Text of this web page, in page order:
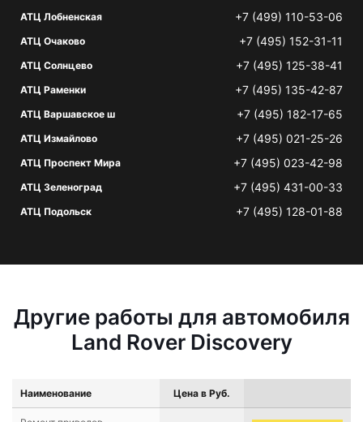
АТЦ Лобненская +7 (499) 110-53-06
АТЦ Очаково +7 (495) 152-31-11
АТЦ Солнцево +7 (495) 125-38-41
АТЦ Раменки +7 (495) 135-42-87
АТЦ Варшавское ш +7 (495) 182-17-65
АТЦ Измайлово +7 (495) 021-25-26
АТЦ Проспект Мира +7 (495) 023-42-98
АТЦ Зеленоград +7 (495) 431-00-33
АТЦ Подольск +7 (495) 128-01-88
Другие работы для автомобиля
Land Rover Discovery
Наименование Цена в Руб.